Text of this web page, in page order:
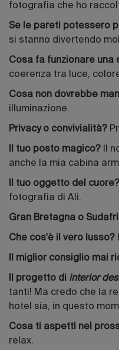
fotografia che ho
Se le pareti potessero
si stanno divertendo
Cosa fa funzionare una
coerenza tra luce,
Cosa non dovrebbe
illuminazione.
Privacy o convivialità?
Il tuo posto magico?
Il
anche la mia cabina
Il tuo oggetto del cuore?
fotografia di Ali.
Gran Bretagna o
Che cos'è il vero lusso?
Il miglior consiglio mai
Il progetto di interior
tanti! Ma credo che la
hotel sia, in questo
Cosa ti aspetti nel
relax.